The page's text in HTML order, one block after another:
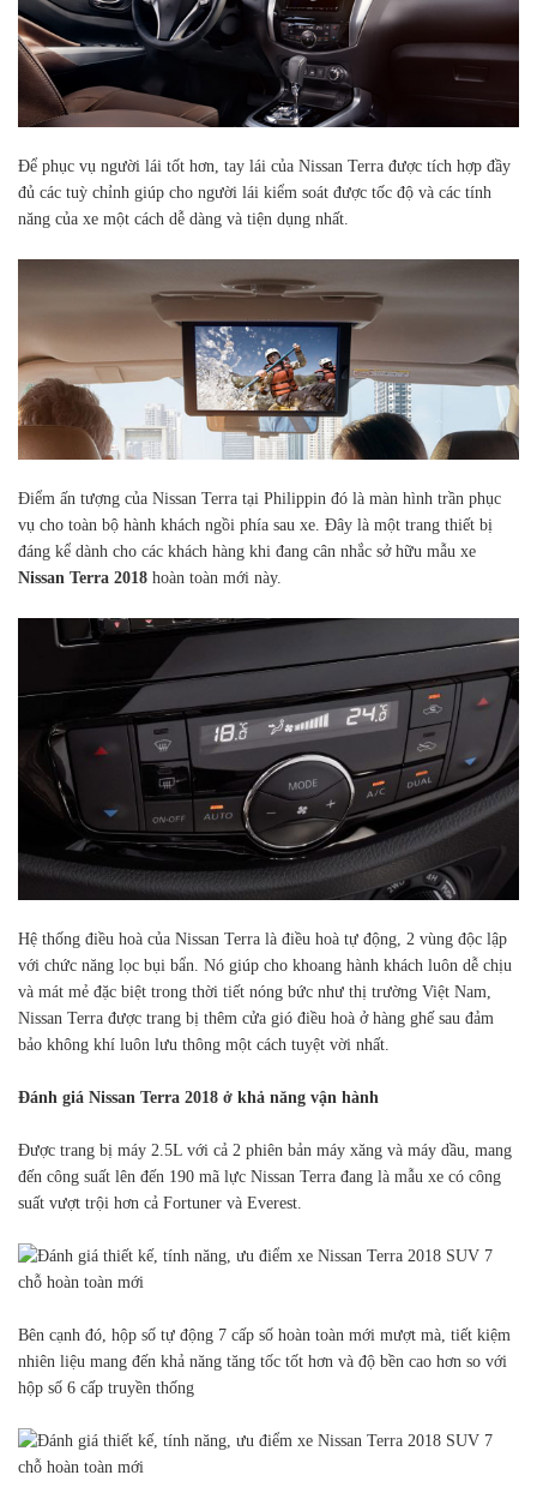
Để phục vụ người lái tốt hơn, tay lái của Nissan Terra được tích hợp đầy
đủ các tuỳ chỉnh giúp cho người lái kiểm soát được tốc độ và các tính
năng của xe một cách dễ dàng và tiện dụng nhất.
Điểm ấn tượng của Nissan Terra tại Philippin đó là màn hình trần phục
vụ cho toàn bộ hành khách ngồi phía sau xe. Đây là một trang thiết bị
đáng kể dành cho các khách hàng khi đang cân nhắc sở hữu mẫu xe
Nissan Terra 2018 hoàn toàn mới này.
Hệ thống điều hoà của Nissan Terra là điều hoà tự động, 2 vùng độc lập
với chức năng lọc bụi bẩn. Nó giúp cho khoang hành khách luôn dễ chịu
và mát mẻ đặc biệt trong thời tiết nóng bức như thị trường Việt Nam,
Nissan Terra được trang bị thêm cửa gió điều hoà ở hàng ghế sau đảm
bảo không khí luôn lưu thông một cách tuyệt vời nhất.
Đánh giá Nissan Terra 2018 ở khả năng vận hành
Được trang bị máy 2.5L với cả 2 phiên bản máy xăng và máy dầu, mang
đến công suất lên đến 190 mã lực Nissan Terra đang là mẫu xe có công
suất vượt trội hơn cả Fortuner và Everest.
Bên cạnh đó, hộp số tự động 7 cấp số hoàn toàn mới mượt mà, tiết kiệm
nhiên liệu mang đến khả năng tăng tốc tốt hơn và độ bền cao hơn so với
hộp số 6 cấp truyền thống